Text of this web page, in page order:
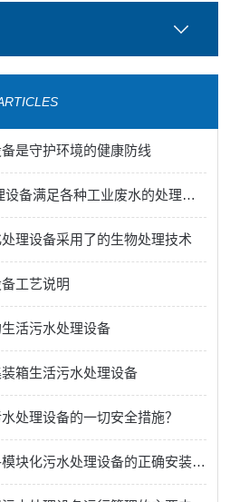
是守护环境的健康防线
MBR膜一体化污水处理设备满足各种工业废水的处理需求
理设备采用了的生物处理技术
工艺说明
活污水处理设备
箱生活污水处理设备
处理设备的一切安全措施？
不能不知道的小知识---模块化污水处理设备的正确安装方法